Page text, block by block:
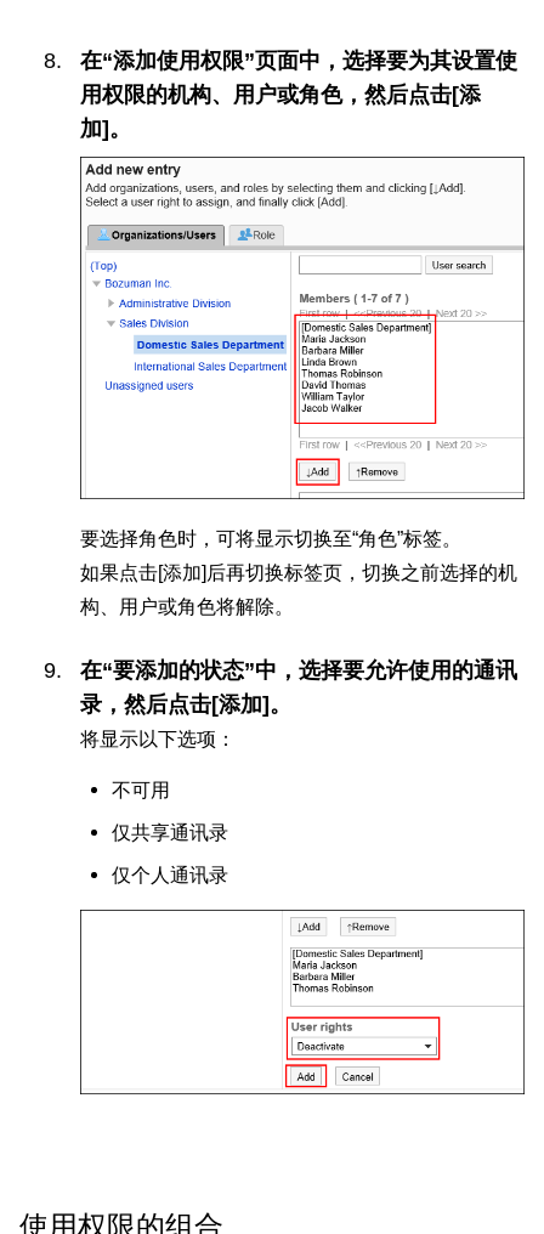
在“添加使用权限”页面中，选择要为其设置使
用权限的机构、用户或角色，然后点击[添
加]。
要选择角色时，可将显示切换至“角色”标签。
如果点击[添加]后再切换标签页，切换之前选择的机
构、用户或角色将解除。
在“要添加的状态”中，选择要允许使用的通讯
录，然后点击[添加]。
将显示以下选项：
不可用
仅共享通讯录
仅个人通讯录
使用权限的组合